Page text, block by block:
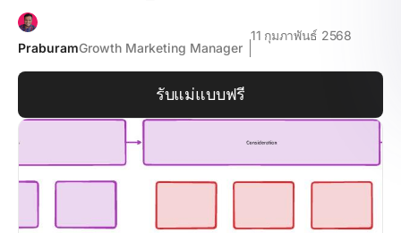
PraburamGrowth Marketing Manager
11 กุมภาพันธ์ 2568
รับแม่แบบฟรี